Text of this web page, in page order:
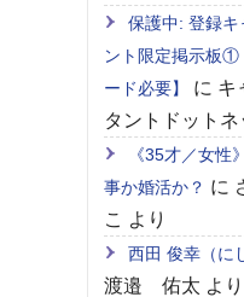
保護中: 登録キ
ント限定掲示板①
ード必要】
に キ
タントドットネ
《35才／女性
事か婚活か？ に
こ より
西田 俊幸（に
渡邉 佑太 より